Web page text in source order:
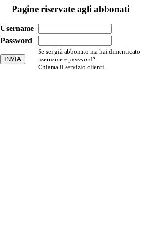
Pagine riservate agli abbonati
Username
Password
Se sei già abbonato ma hai dimenticato
username e password?
Chiama il servizio clienti.